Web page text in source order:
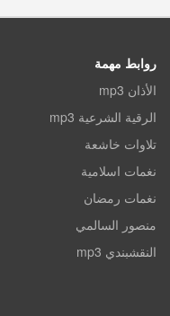
روابط مهمة
الأذان mp3
الرقية الشرعية mp3
تلاوات خاشعة
نغمات اسلامية
نغمات رمضان
منصور السالمي
النقشبندي mp3